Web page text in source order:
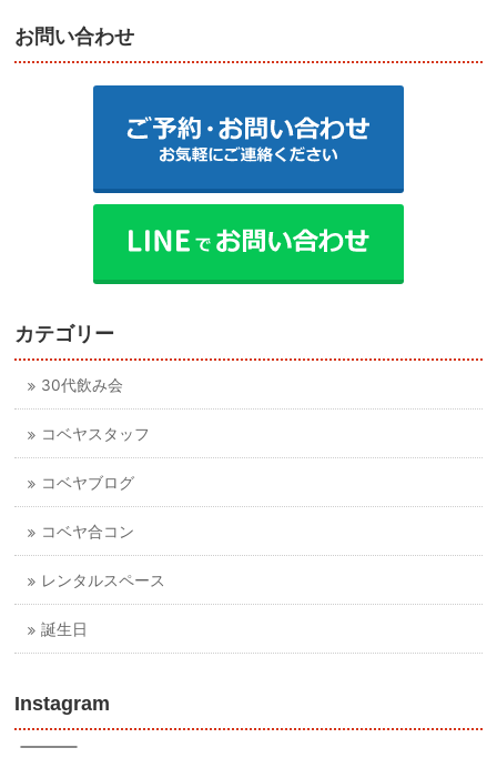
お問い合わせ
カテゴリー
30代飲み会
コベヤスタッフ
コベヤブログ
コベヤ合コン
レンタルスペース
誕生日
Instagram